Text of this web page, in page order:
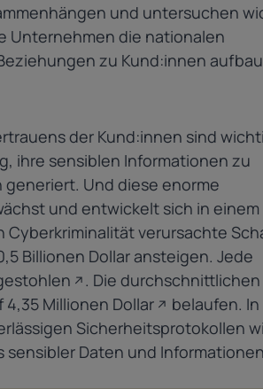
und untersuchen
Unternehmen die nationalen
zu Kund:innen
der Kund:innen sind
ihre sensiblen Informationen zu
Und diese enorme
und entwickelt sich in einem
Cyberkriminalität verursachte
Billionen Dollar ansteigen. Jede
. Die durchschnittlichen
4,35 Millionen Dollar
belaufen. In
Sicherheitsprotokollen
Daten und